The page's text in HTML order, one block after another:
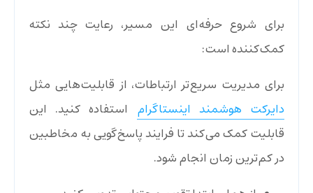
برای شروع حرفه‌ای این مسیر، رعایت چند نکته
کمک‌کننده است:
برای مدیریت سریع‌تر ارتباطات، از قابلیت‌هایی مثل
دایرکت هوشمند اینستاگرام استفاده کنید. این
قابلیت کمک می‌کند تا فرایند پاسخ‌گویی به مخاطبین
در کم‌ترین زمان انجام شود.